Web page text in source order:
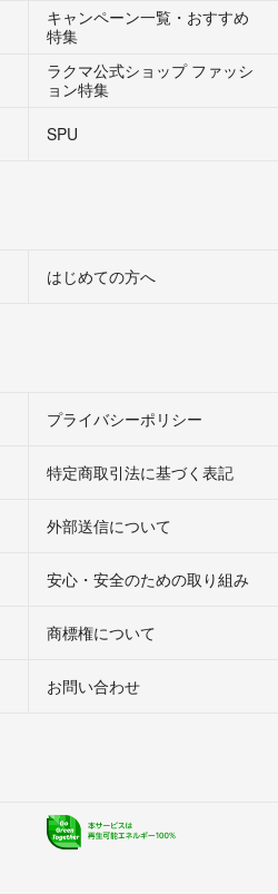
キャンペーン一覧・おすすめ
特集
ラクマ公式ショップ ファッシ
ョン特集
SPU
はじめての方へ
プライバシーポリシー
特定商取引法に基づく表記
外部送信について
安心・安全のための取り組み
商標権について
お問い合わせ